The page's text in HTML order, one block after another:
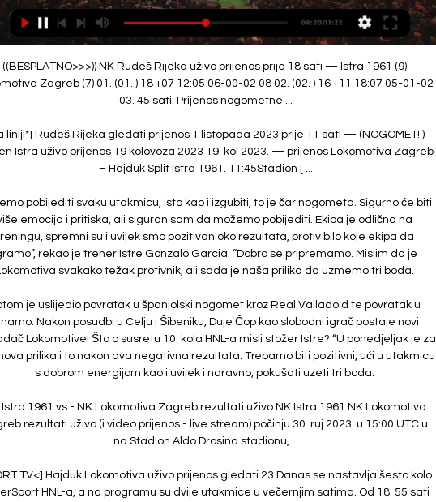
((BESPLATNO>>>)) NK Rudeš Rijeka uživo prijenos prije 18 sati — Istra 1961 (9)
Zagreb (7) 01. (01. ) 18 +07 12:05 06-00-02 08 02. (02. ) 16 +11 18:07 05-01-02
03. 45 sati. Prijenos nogometne ...
liniji*] Rudeš Rijeka gledati prijenos 1 listopada 2023 prije 11 sati — (NOGOMET! )
Istra uživo prijenos 19 kolovoza 2023 19. kol 2023. — prijenos Lokomotiva Zagreb
– Hajduk Split Istra 1961. 11:45Stadion [ ...
pobijediti svaku utakmicu, isto kao i izgubiti, to je čar nogometa. Sigurno će biti
emocija i pritiska, ali siguran sam da možemo pobijediti. Ekipa je odlična na
spremni su i uvijek smo pozitivan oko rezultata, protiv bilo koje ekipa da
rekao je trener Istre Gonzalo Garcia. “Dobro se pripremamo. Mislim da je
svakako težak protivnik, ali sada je naša prilika da uzmemo tri boda.
je uslijedio povratak u španjolski nogomet kroz Real Valladoid te povratak u
Nakon posudbi u Celju i Šibeniku, Duje Čop kao slobodni igrač postaje novi
Lokomotive! Što o susretu 10. kola HNL-a misli stožer Istre? “U ponedjeljak je za
prilika i to nakon dva negativna rezultata. Trebamo biti pozitivni, ući u utakmicu
s dobrom energijom kao i uvijek i naravno, pokušati uzeti tri boda.
Istra 1961 vs - NK Lokomotiva Zagreb rezultati uživo NK Istra 1961 NK Lokomotiva
rezultati uživo (i video prijenos - live stream) počinju 30. ruj 2023. u 15:00 UTC u
na Stadion Aldo Drosina stadionu, ...
TV<] Hajduk Lokomotiva uživo prijenos gledati 23 Danas se nastavlja šesto kolo
HNL-a, a na programu su dvije utakmice u večernjim satima. Od 18. 55 sati